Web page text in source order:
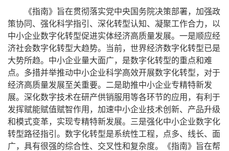
《指南》旨在贯彻落实党中央国务院决策部署，加强政
策协同、强化科学指引、深化转型认知、凝聚工作合力，以
中小企业数字化转型促进实体经济高质量发展。一是顺应经
济社会数字化转型大趋势。当前，世界经济数字化转型已是
大势所趋。中小企业量大面广，是数字化转型的重点和难
点。多措并举推动中小企业科学高效开展数字化转型，对于
经济高质量发展至关重要。二是助推中小企业专精特新发
展。深化数字技术在研产供销服用等各环节的应用，有利于
发挥赋能赋值赋智作用，加速中小企业技术创新、产品升级
和模式变革，实现专精特新发展。三是强化中小企业数字化
转型路径指引。数字化转型是系统性工程，点多、线长、面
广，具有很强的综合性、交叉性和复杂度。《指南》旨在帮